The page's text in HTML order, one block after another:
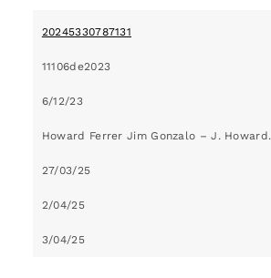
20245330787131
11106de2023
6/12/23
Howard Ferrer Jim Gonzalo – J. Howard.
27/03/25
2/04/25
3/04/25